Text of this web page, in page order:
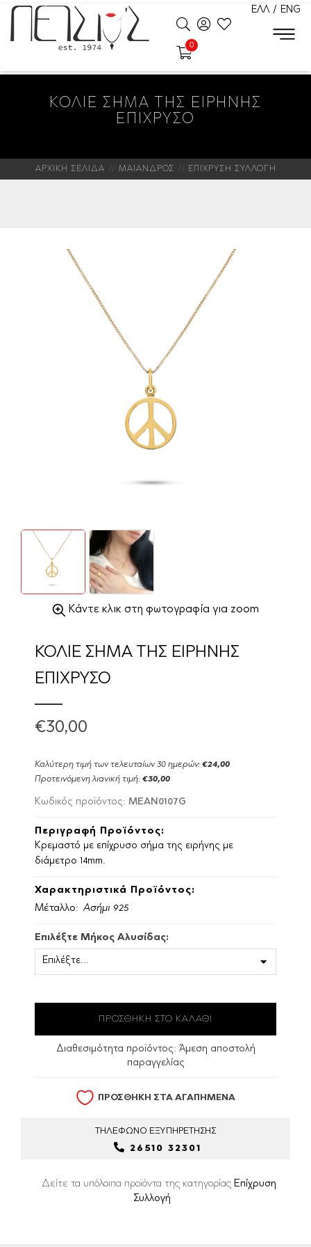
ΕΛΛ / ENG
0
ΚΟΛΙΕ ΣΗΜΑ ΤΗΣ ΕΙΡΗΝΗΣ
ΕΠΙΧΡΥΣΟ
ΑΡΧΙΚΗ ΣΕΛΙΔΑ ΜΑΙΑΝΔΡΟΣ ΕΠΙΧΡΥΣΗ ΣΥΛΛΟΓΗ
Κάντε κλικ στη φωτογραφία για zoom
ΚΟΛΙΕ ΣΗΜΑ ΤΗΣ ΕΙΡΗΝΗΣ
ΕΠΙΧΡΥΣΟ
€30,00
Καλύτερη τιμή των τελευταίων 30 ημερών: €24,00
Προτεινόμενη λιανική τιμή: €30,00
Κωδικός προϊόντος: MEAN0107G
Περιγραφή Προϊόντος:
Κρεμαστό με επίχρυσο σήμα της ειρήνης με
διάμετρο 14mm.
Χαρακτηριστικά Προϊόντος:
Μέταλλο: Ασήμι 925
Επιλέξτε Μήκος Αλυσίδας:
Διαθεσιμότητα προϊόντος: Άμεση αποστολή
παραγγελίας
ΠΡΟΣΘΗΚΗ ΣΤΑ ΑΓΑΠΗΜΕΝΑ
ΤΗΛΕΦΩΝΟ ΕΞΥΠΗΡΕΤΗΣΗΣ
26510 32301
Δείτε τα υπόλοιπα προϊόντα της κατηγορίας Επίχρυση
Συλλογή